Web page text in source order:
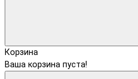
Корзина
Ваша корзина пуста!